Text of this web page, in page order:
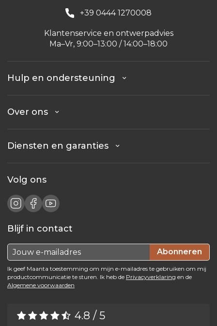
+39 0444 1270008
Klantenservice en ontwerpadvies
Ma–Vr, 9:00–13:00 / 14:00–18:00
Hulp en ondersteuning
Over ons
Diensten en garanties
Volg ons
Blijf in contact
Abonneren
Ik geef Maanta toestemming om mijn e-mailadres te gebruiken om mij
productcommunicatie te sturen. Ik heb de Privacyverklaring en de
Algemene voorwaarden
4.8 / 5